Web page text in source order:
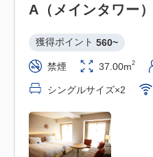
A（メインタワー）
獲得ポイント 560~
禁煙 37.00m2
シングルサイズ×2